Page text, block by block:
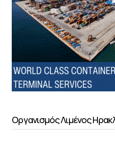
Οργανισμός Λιμένος